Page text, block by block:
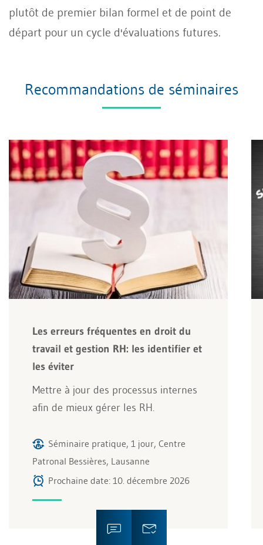
plutôt de premier bilan formel et de point de
départ pour un cycle d'évaluations futures.
Recommandations de séminaires
Les erreurs fréquentes en droit du
travail et gestion RH: les identifier et
les éviter
Mettre à jour des processus internes
afin de mieux gérer les RH.
Séminaire pratique, 1 jour, Centre
Patronal Bessières, Lausanne
Prochaine date: 10. décembre 2026